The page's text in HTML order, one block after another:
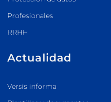
Profesionales
RRHH
Actualidad
Versis informa